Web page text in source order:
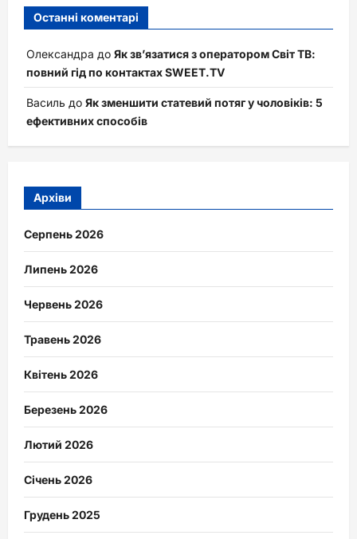
Останні коментарі
Олександра до Як зв’язатися з оператором Світ ТВ:
повний гід по контактах SWEET.TV
Василь до Як зменшити статевий потяг у чоловіків: 5
ефективних способів
Архіви
Серпень 2026
Липень 2026
Червень 2026
Травень 2026
Квітень 2026
Березень 2026
Лютий 2026
Січень 2026
Грудень 2025